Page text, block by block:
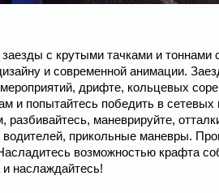
с крутыми тачками и тоннами
и современной анимации.
дрифте, кольцевых
и попытайтесь победить в
маневрируйте,
прикольные маневры.
возможностью крафта
и наслаждайтесь!